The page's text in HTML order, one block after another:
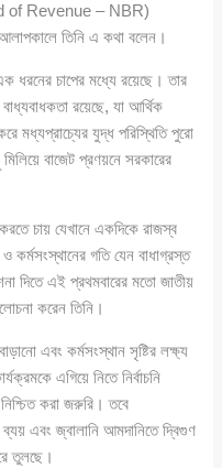
of Revenue – NBR)
আলাপকালে তিনি এ কথা বলেন।
ধরনের চাপের মধ্যে রয়েছে। তার
রয়েছে, যা আর্থিক
মধ্যপ্রাচ্যের যুদ্ধ পরিস্থিতি পুরো
বাজেট প্রণয়নে সরকারের
চায় যেখানে একদিকে রাজস্ব
গতি যেন বাধাগ্রস্ত
দিতে এই প্রথমবারের মতো জাতীয়
করেন তিনি।
এবং কর্মসংস্থান সৃষ্টির লক্ষ্য
এগিয়ে নিতে নির্বাচনি
করা জরুরি। তবে
এবং জ্বালানি আমদানিতে দ্বিগুণ
তুলছে।